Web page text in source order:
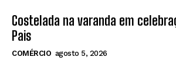
Costelada na varanda em
Pais
COMÉRCIO agosto 5, 2026